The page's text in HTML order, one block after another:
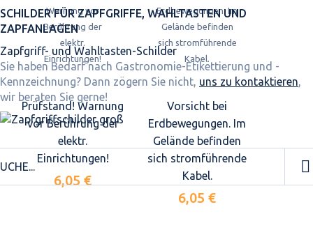
SCHILDER FÜR ZAPFGRIFFE, WAHLTASTEN UND
ZAPFANLAGEN
Zapfgriff- und Wahltasten-Schilder
Sie haben Bedarf nach Gastronomie-Etikettierung und -
Kennzeichnung? Dann zögern Sie nicht, uns zu kontaktieren,
wir beraten Sie gerne!
Prüfstand! Warnung
vor Berührung der
elektr.
Einrichtungen!
6,05 €
Vorsicht bei
Erdbewegungen. Im
Gelände befinden
sich stromführende
Kabel.
6,05 €